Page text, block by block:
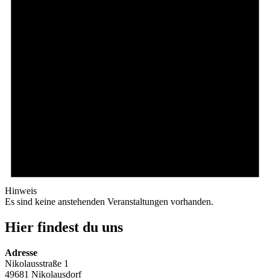
Hinweis
Es sind keine anstehenden Veranstaltungen vorhanden.
Hier findest du uns
Adresse
Nikolausstraße 1
49681 Nikolausdorf